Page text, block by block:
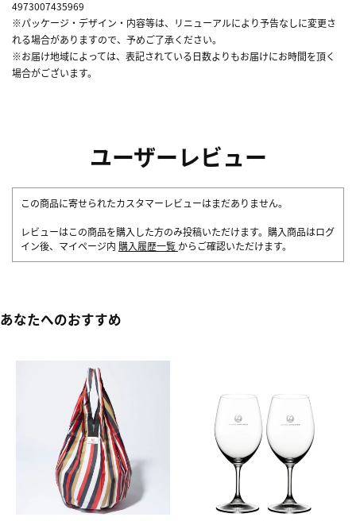
4973007435969
※パッケージ・デザイン・内容等は、リニューアルにより予告なしに変更さ
れる場合がありますので、予めご了承ください。
※お届け地域によっては、表記されている日数よりもお届けにお時間を頂く
場合がございます。
ユーザーレビュー
この商品に寄せられたカスタマーレビューはまだありません。
レビューはこの商品を購入した方のみ投稿いただけます。購入商品はログ
イン後、マイページ内 購入履歴一覧 からご確認いただけます。
あなたへのおすすめ